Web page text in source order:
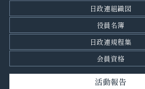
日政連組織図
役員名簿
日政連規程集
会員資格
活動報告